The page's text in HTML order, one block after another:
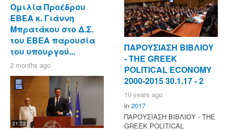
Ομιλία Προέδρου
ΕΒΕΑ κ. Γιάννη
Μπρατάκου στο Δ.Σ.
του ΕΒΕΑ παρουσία
του υπουργού...
2 months ago
21:22
ΠΑΡΟΥΣΙΑΣΗ ΒΙΒΛΙΟΥ
- ΤΗΕ GREEK
POLITICAL ECONOMY
2000-2015 30.1.17 - 2
10 years ago
in 2017
ΠΑΡΟΥΣΙΑΣΗ ΒΙΒΛΙΟΥ - ΤΗΕ
GREEK POLITICAL